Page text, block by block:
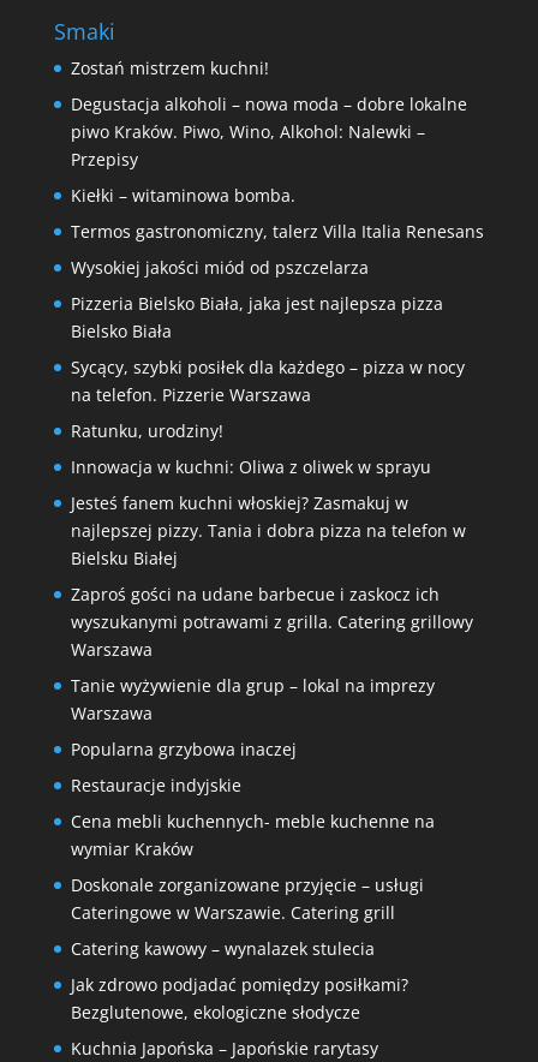
Smaki
Zostań mistrzem kuchni!
Degustacja alkoholi – nowa moda – dobre lokalne
piwo Kraków. Piwo, Wino, Alkohol: Nalewki –
Przepisy
Kiełki – witaminowa bomba.
Termos gastronomiczny, talerz Villa Italia Renesans
Wysokiej jakości miód od pszczelarza
Pizzeria Bielsko Biała, jaka jest najlepsza pizza
Bielsko Biała
Sycący, szybki posiłek dla każdego – pizza w nocy
na telefon. Pizzerie Warszawa
Ratunku, urodziny!
Innowacja w kuchni: Oliwa z oliwek w sprayu
Jesteś fanem kuchni włoskiej? Zasmakuj w
najlepszej pizzy. Tania i dobra pizza na telefon w
Bielsku Białej
Zaproś gości na udane barbecue i zaskocz ich
wyszukanymi potrawami z grilla. Catering grillowy
Warszawa
Tanie wyżywienie dla grup – lokal na imprezy
Warszawa
Popularna grzybowa inaczej
Restauracje indyjskie
Cena mebli kuchennych- meble kuchenne na
wymiar Kraków
Doskonale zorganizowane przyjęcie – usługi
Cateringowe w Warszawie. Catering grill
Catering kawowy – wynalazek stulecia
Jak zdrowo podjadać pomiędzy posiłkami?
Bezglutenowe, ekologiczne słodycze
Kuchnia Japońska – Japońskie rarytasy